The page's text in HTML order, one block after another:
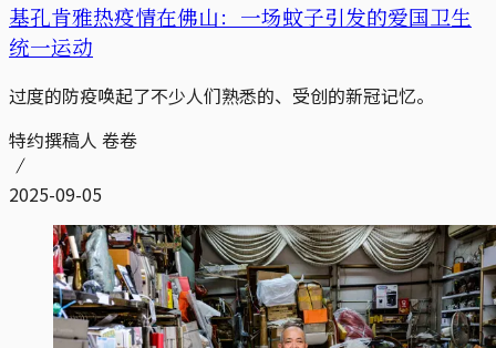
基孔肯雅热疫情在佛山：一场蚊子引发的爱国卫生
统一运动
过度的防疫唤起了不少人们熟悉的、受创的新冠记忆。
特约撰稿人 卷卷
2025-09-05